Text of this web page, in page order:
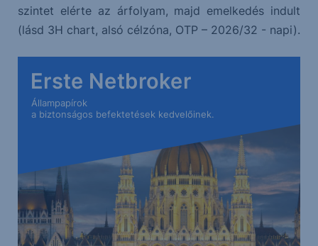
szintet elérte az árfolyam, majd emelkedés indult
(lásd 3H chart, alsó célzóna, OTP – 2026/32 - napi).
Erste Netbroker
Állampapírok
a biztonságos befektetések kedvelőinek.